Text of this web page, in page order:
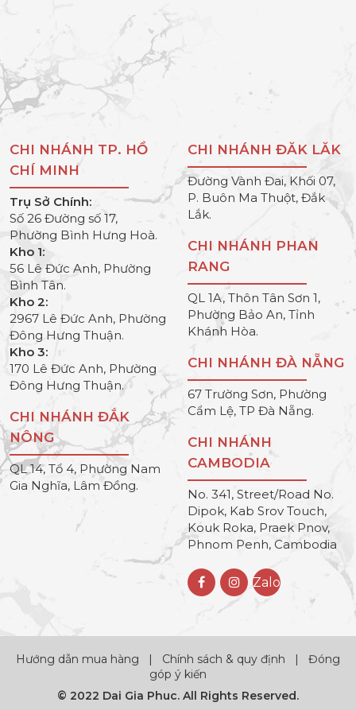
CHI NHÁNH TP. HỒ
CHÍ MINH
Trụ Sở Chính:
Số 26 Đường số 17,
Phường Bình Hưng Hoà.
Kho 1:
56 Lê Đức Anh, Phường
Bình Tân.
Kho 2:
2967 Lê Đức Anh, Phường
Đông Hưng Thuận.
Kho 3:
170 Lê Đức Anh, Phường
Đông Hưng Thuận.
CHI NHÁNH ĐẮK
NÔNG
QL 14, Tổ 4, Phường Nam
Gia Nghĩa, Lâm Đồng.
CHI NHÁNH ĐĂK LĂK
Đường Vành Đai, Khối 07,
P. Buôn Ma Thuột, Đắk
Lắk.
CHI NHÁNH PHAN
RANG
QL 1A, Thôn Tân Sơn 1,
Phường Bảo An, Tỉnh
Khánh Hòa.
CHI NHÁNH ĐÀ NẴNG
67 Trường Sơn, Phường
Cẩm Lệ, TP Đà Nẵng.
CHI NHÁNH
CAMBODIA
No. 341, Street/Road No.
Dipok, Kab Srov Touch,
Kouk Roka, Praek Pnov,
Phnom Penh, Cambodia
Zalo
Hướng dẫn mua hàng | Chính sách & quy định | Đóng
góp ý kiến
© 2022 Dai Gia Phuc. All Rights Reserved.